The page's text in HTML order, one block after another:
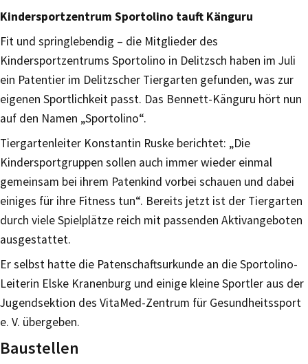
Kindersportzentrum Sportolino tauft Känguru
Fit und springlebendig – die Mitglieder des
Kindersportzentrums Sportolino in Delitzsch haben im Juli
ein Patentier im Delitzscher Tiergarten gefunden, was zur
eigenen Sportlichkeit passt. Das Bennett-Känguru hört nun
auf den Namen „Sportolino“.
Tiergartenleiter Konstantin Ruske berichtet: „Die
Kindersportgruppen sollen auch immer wieder einmal
gemeinsam bei ihrem Patenkind vorbei schauen und dabei
einiges für ihre Fitness tun“. Bereits jetzt ist der Tiergarten
durch viele Spielplätze reich mit passenden Aktivangeboten
ausgestattet.
Er selbst hatte die Patenschaftsurkunde an die Sportolino-
Leiterin Elske Kranenburg und einige kleine Sportler aus der
Jugendsektion des VitaMed-Zentrum für Gesundheitssport
e. V. übergeben.
Baustellen